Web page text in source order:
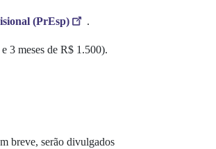
(PrEsp) .
3 meses de R$ 1.500).
breve, serão divulgados